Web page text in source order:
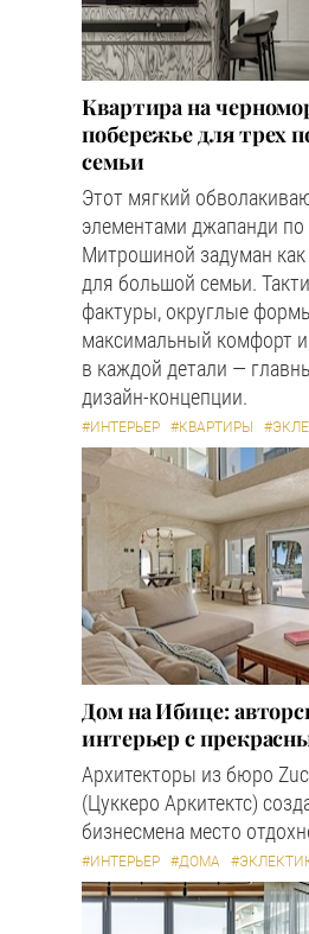
Квартира на
побережье для трех
семьи
Этот мягкий
элементами джапанди
Митрошиной задуман
для большой семьи.
фактуры, округлые
максимальный комфорт
в каждой детали —
дизайн-концепции.
#ИНТЕРЬЕР #КВАРТИРЫ
Дом на Ибице:
интерьер с
Архитекторы из бюро
(Цуккеро Аркитектс)
бизнесмена место
#ИНТЕРЬЕР #ДОМА